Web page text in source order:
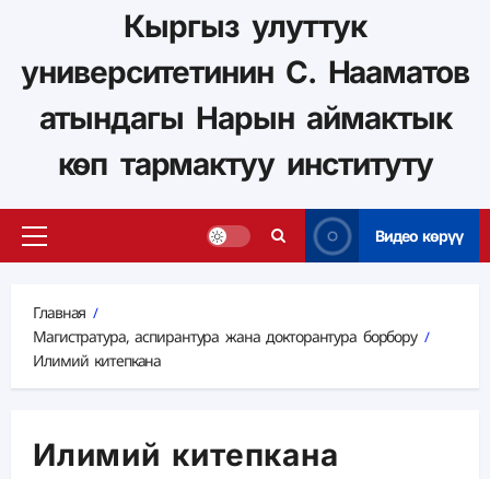
Кыргыз улуттук
университетинин С. Нааматов
атындагы Нарын аймактык
көп тармактуу институту
Видео көрүү
Главная
Магистратура, аспирантура жана докторантура борбору
Илимий китепкана
Илимий китепкана